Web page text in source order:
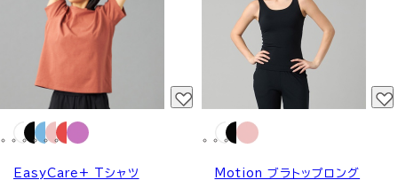
EasyCare+ Tシャツ Motion ブラトップロング